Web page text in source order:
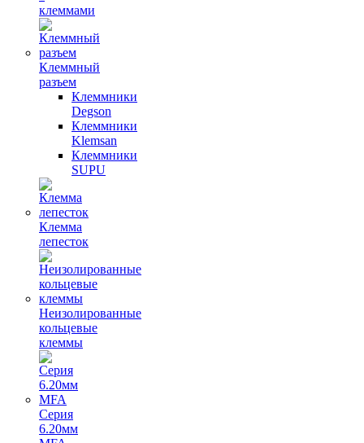
клеммами
Клеммный
разъем
Клеммники
Degson
Клеммники
Klemsan
Клеммники
SUPU
Клемма
лепесток
Неизолированные
кольцевые
клеммы
Серия
6.20мм